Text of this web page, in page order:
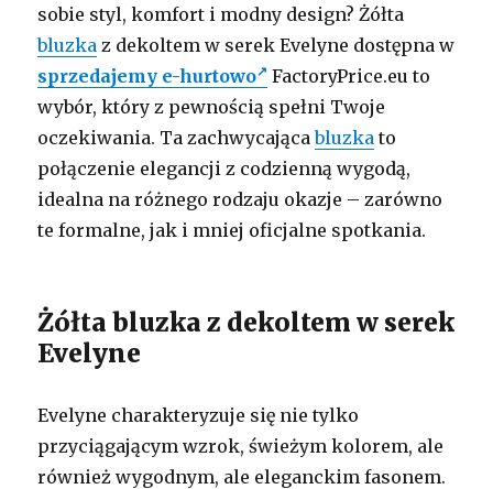
sobie styl, komfort i modny design? Żółta
bluzka z dekoltem w serek Evelyne dostępna w
sprzedajemy e-hurtowo
FactoryPrice.eu to
wybór, który z pewnością spełni Twoje
oczekiwania. Ta zachwycającabluzka to
połączenie elegancji z codzienną wygodą,
idealna na różnego rodzaju okazje – zarówno
te formalne, jak i mniej oficjalne spotkania.
Żółta bluzka z dekoltem w serek
Evelyne
Evelyne charakteryzuje się nie tylko
przyciągającym wzrok, świeżym kolorem, ale
również wygodnym, ale eleganckim fasonem.